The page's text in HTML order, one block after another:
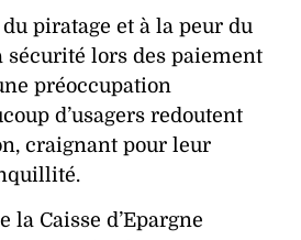
du piratage et à la peur du
sécurité lors des paiement
préoccupation
d’usagers redoutent
craignant pour leur
.
la Caisse d’Epargne